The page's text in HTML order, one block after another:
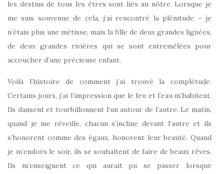
les destins de tous les êtres sont liés au nôtre. Lorsque je
me suis souvenue de cela, j’ai rencontré la plénitude – je
n’étais plus une métisse, mais la fille de deux grandes lignées,
de deux grandes rivières qui se sont entremêlées pour
accoucher d’une précieuse enfant.
Voilà l’histoire de comment j’ai trouvé la complétude.
Certains jours, j’ai l’impression que le feu et l’eau m’habitent.
Ils dansent et tourbillonnent l’un autour de l’autre. Le matin,
quand je me réveille, chacun s’incline devant l’autre et ils
s’honorent comme des égaux, honorent leur beauté. Quand
je m’endors le soir, ils se souhaitent de faire de beaux rêves.
Ils m’enseignent ce qui aurait pu se passer lorsque